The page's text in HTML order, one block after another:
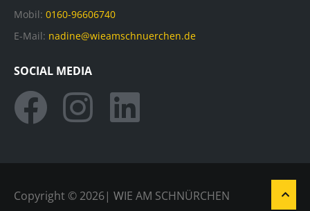
Mobil: 0160-96606740
E-Mail: nadine@wieamschnuerchen.de
SOCIAL MEDIA
Copyright © 2026| WIE AM SCHNÜRCHEN